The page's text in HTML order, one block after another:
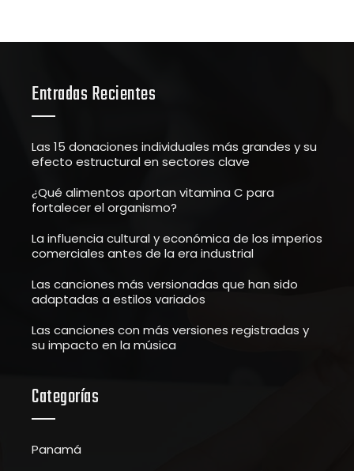
Entradas Recientes
Las 15 donaciones individuales más grandes y su
efecto estructural en sectores clave
¿Qué alimentos aportan vitamina C para
fortalecer el organismo?
La influencia cultural y económica de los imperios
comerciales antes de la era industrial
Las canciones más versionadas que han sido
adaptadas a estilos variados
Las canciones con más versiones registradas y
su impacto en la música
Categorías
Panamá